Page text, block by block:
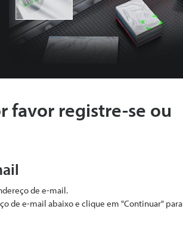
favor registre-se ou
de e-mail.
de e-mail abaixo e clique em "Continuar" para